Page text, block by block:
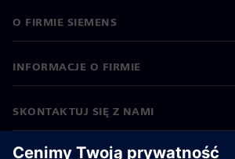
O FIRMIE SIEMENS
INFORMACJE O FIRMIE
SKONTAKTUJ SIĘ Z NAMI
KARIERA